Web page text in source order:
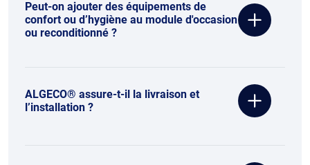
Peut-on ajouter des équipements de
confort ou d’hygiène au module d'occasion
ou reconditionné ?
ALGECO® assure-t-il la livraison et
l’installation ?